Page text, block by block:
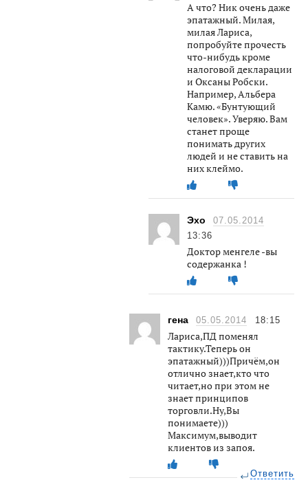
А что? Ник очень даже
эпатажный. Милая,
милая Лариса,
попробуйте прочесть
что-нибудь кроме
налоговой декларации
и Оксаны Робски.
Например, Альбера
Камю. «Бунтующий
человек». Уверяю. Вам
станет проще
понимать других
людей и не ставить на
них клеймо.
Эхо
07.05.2014
13:36
Доктор менгеле -вы
содержанка !
гена 05.05.2014 18:15
Лариса,ПД поменял
тактику.Теперь он
эпатажный)))Причём,он
отлично знает,кто что
читает,но при этом не
знает принципов
торговли.Ну,Вы
понимаете)))
Максимум,выводит
клиентов из запоя.
Ответить